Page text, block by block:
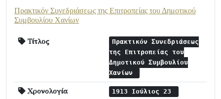
Πρακτικόν Συνεδριάσεως της Επιτροπείας του Δημοτικού
Συμβουλίου Χανίων
Τίτλος
Πρακτικόν Συνεδριάσεως
της Επιτροπείας του
Δημοτικού Συμβουλίου
Χανίων
Χρονολογία 1913 Ιούλιος 23